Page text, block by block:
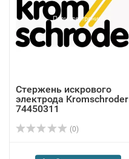
Стержень искрового
электрода Kromschroder
74450311
(0)